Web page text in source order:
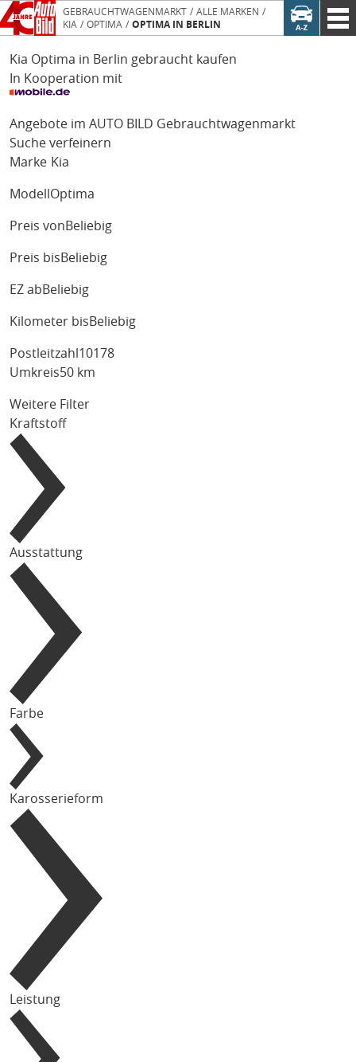
GEBRAUCHTWAGENMARKT
ALLE MARKEN
KIA
OPTIMA OPTIMA IN BERLIN
Kia Optima in Berlin gebraucht kaufen
In Kooperation mit
Angebote im AUTO BILD Gebrauchtwagenmarkt
Suche verfeinern
Marke Kia
Modell Optima
Preis von Beliebig
Preis bis Beliebig
EZ ab Beliebig
Kilometer bis Beliebig
Postleitzahl
Umkreis50 km
Weitere Filter
Kraftstoff
Ausstattung
Farbe
Karosserieform
Leistung